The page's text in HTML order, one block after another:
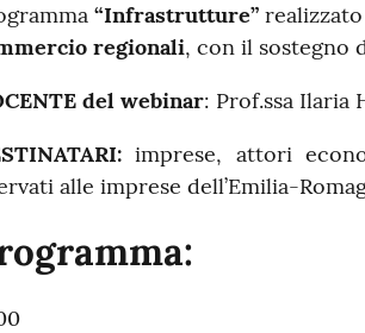
“Infrastrutture”
regionali, con il sostegno
del webinar: Prof.ssa Ilaria
imprese, attori
alle imprese dell’Emilia-